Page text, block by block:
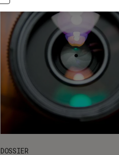
DOSSIER